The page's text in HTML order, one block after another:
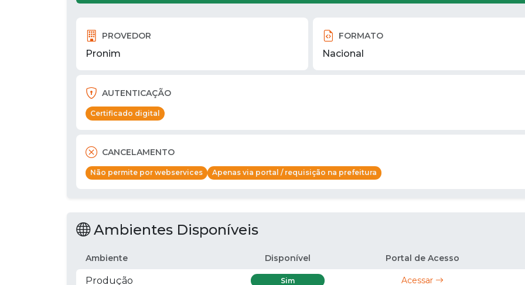
PROVEDOR
Pronim
FORMATO
Nacional
AUTENTICAÇÃO
Certificado digital
CANCELAMENTO
Não permite por webservices Apenas via portal / requisição na prefeitura
Ambientes Disponíveis
Ambiente Disponível Portal de Acesso
Produção Sim Acessar